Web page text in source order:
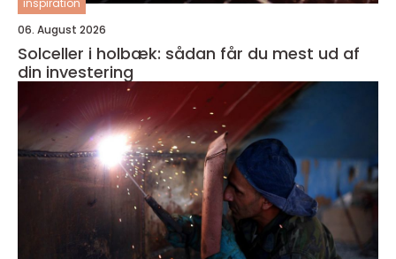
inspiration
06. August 2026
Solceller i holbæk: sådan får du mest ud af
din investering